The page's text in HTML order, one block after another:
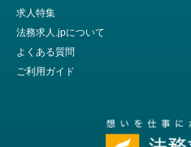
求人特集
法務求人.jpについて
よくある質問
ご利用ガイド